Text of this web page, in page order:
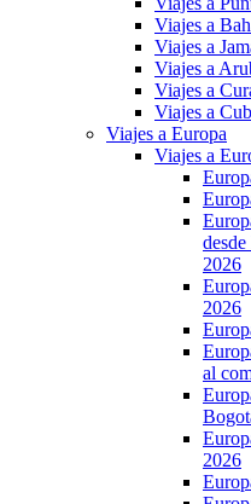
Viajes a
Viajes a
Viajes a
Viajes a
Viajes a
Viajes a Europa
Viajes a
2026
2026
al
2026